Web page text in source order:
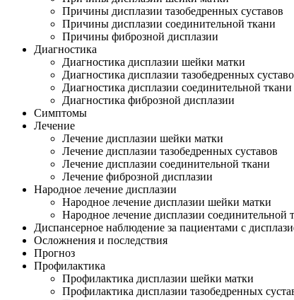
Причины дисплазии тазобедренных суставов
Причины дисплазии соединительной ткани
Причины фиброзной дисплазии
Диагностика
Диагностика дисплазии шейки матки
Диагностика дисплазии тазобедренных
Диагностика дисплазии соединительной ткани
Диагностика фиброзной дисплазии
Симптомы
Лечение
Лечение дисплазии шейки матки
Лечение дисплазии тазобедренных суставов
Лечение дисплазии соединительной ткани
Лечение фиброзной дисплазии
Народное лечение дисплазии
Народное лечение дисплазии шейки матки
Народное лечение дисплазии соединительной
Диспансерное наблюдение за пациентами с
Осложнения и последствия
Прогноз
Профилактика
Профилактика дисплазии шейки матки
Профилактика дисплазии тазобедренных